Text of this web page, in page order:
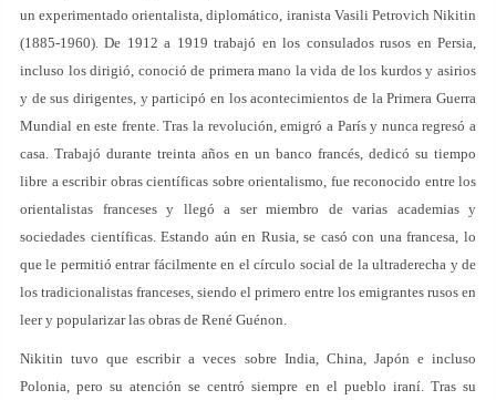
un experimentado orientalista, diplomático, iranista Vasili Petrovich Nikitin
(1885-1960). De 1912 a 1919 trabajó en los consulados rusos en Persia,
incluso los dirigió, conoció de primera mano la vida de los kurdos y asirios
y de sus dirigentes, y participó en los acontecimientos de la Primera Guerra
Mundial en este frente. Tras la revolución, emigró a París y nunca regresó a
casa. Trabajó durante treinta años en un banco francés, dedicó su tiempo
libre a escribir obras científicas sobre orientalismo, fue reconocido entre los
orientalistas franceses y llegó a ser miembro de varias academias y
sociedades científicas. Estando aún en Rusia, se casó con una francesa, lo
que le permitió entrar fácilmente en el círculo social de la ultraderecha y de
los tradicionalistas franceses, siendo el primero entre los emigrantes rusos en
leer y popularizar las obras de René Guénon.
Nikitin tuvo que escribir a veces sobre India, China, Japón e incluso
Polonia, pero su atención se centró siempre en el pueblo iraní. Tras su